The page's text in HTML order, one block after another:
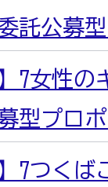
託公募
7女性
型プロ
7つく